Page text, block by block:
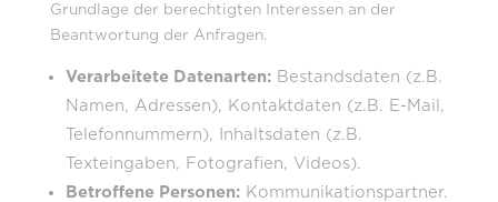
Grundlage der berechtigten Interessen an der
Beantwortung der Anfragen.
Verarbeitete Datenarten:Bestandsdaten (z.B.
Namen, Adressen), Kontaktdaten (z.B. E-Mail,
Telefonnummern), Inhaltsdaten (z.B.
Texteingaben, Fotografien, Videos).
Betroffene Personen:Kommunikationspartner.